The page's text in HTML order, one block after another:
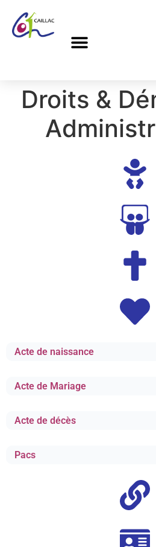
Droits &
Acte de naissance
Acte de Mariage
Acte de décès
Pacs